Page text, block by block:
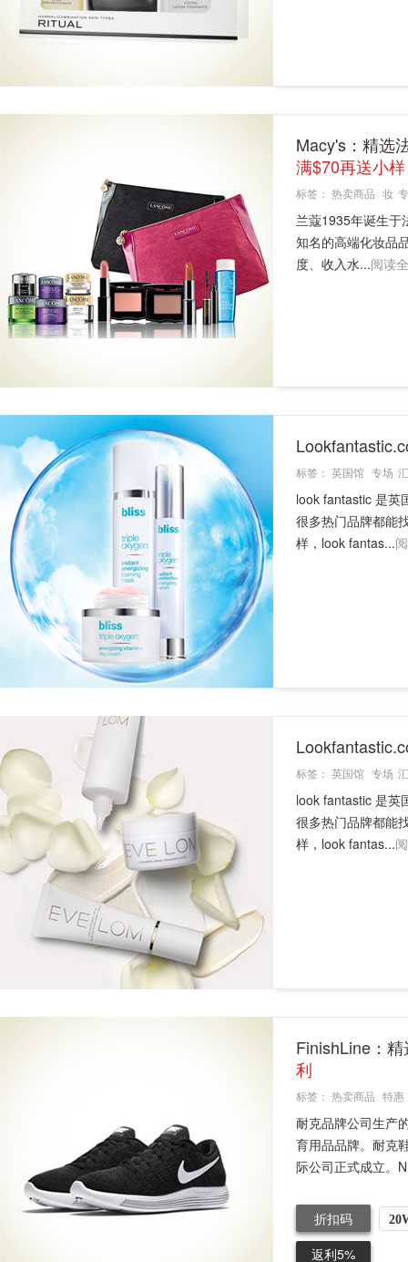
Macy's：精选
满$70再送小样
标签： 热卖商品 妆
兰蔻1935年诞生于
知名的高端化妆品
度、收入水...阅读
标签： 英国馆 专场
look fantastic 是英
很多热门品牌都能
样，look fantas...
标签： 英国馆 专场
look fantastic 是英
很多热门品牌都能
样，look fantas...
FinishLine：
利
标签： 热卖商品 特惠
耐克品牌公司生产
育用品品牌。耐克
际公司正式成立。
折扣码
返利5%